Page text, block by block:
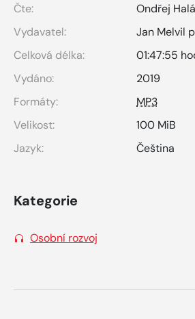
Čte:
Ondřej
Vydavatel:
Jan Melvil
Celková délka:
01:47:55
Vydáno:
2019
Formáty:
MP3
Velikost:
100 MiB
Jazyk:
Čeština
Kategorie
Osobní rozvoj